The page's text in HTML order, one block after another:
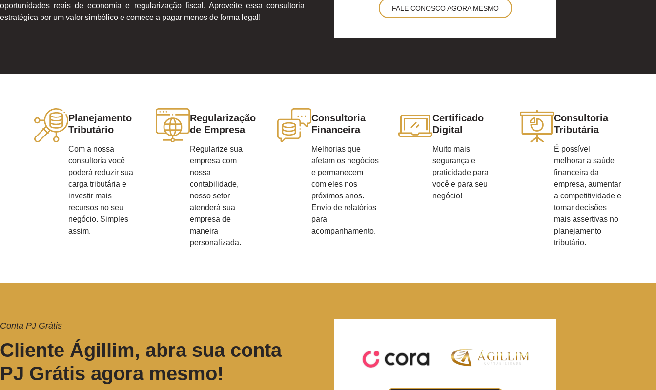
oportunidades reais de economia e regularização fiscal. Aproveite essa consultoria
estratégica por um valor simbólico e comece a pagar menos de forma legal!
FALE CONOSCO AGORA MESMO
Planejamento
Tributário
Com a nossa
consultoria você
poderá reduzir sua
carga tributária e
investir mais
recursos no seu
negócio. Simples
assim.
Regularização
de Empresa
Regularize sua
empresa com
nossa
contabilidade,
nosso setor
atenderá sua
empresa de
maneira
personalizada.
Consultoria
Financeira
Melhorias que
afetam os negócios
e permanecem
com eles nos
próximos anos.
Envio de relatórios
para
acompanhamento.
Certificado
Digital
Muito mais
segurança e
praticidade para
você e para seu
negócio!
Consultoria
Tributária
É possível
melhorar a saúde
financeira da
empresa, aumentar
a competitividade e
tomar decisões
mais assertivas no
planejamento
tributário.
Conta PJ Grátis
Cliente Ágillim, abra sua conta
PJ Grátis agora mesmo!